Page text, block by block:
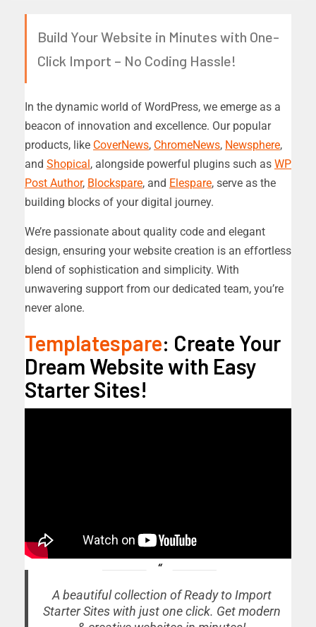
Build Your Website in Minutes with One-
Click Import – No Coding Hassle!
In the dynamic world of WordPress, we emerge as a
beacon of innovation and excellence. Our popular
products, like CoverNews, ChromeNews, Newsphere,
and Shopical, alongside powerful plugins such as WP
Post Author, Blockspare, and Elespare, serve as the
building blocks of your digital journey.
We’re passionate about quality code and elegant
design, ensuring your website creation is an effortless
blend of sophistication and simplicity. With
unwavering support from our dedicated team, you’re
never alone.
Templatespare: Create Your
Dream Website with Easy
Starter Sites!
A beautiful collection of Ready to Import
Starter Sites with just one click. Get modern